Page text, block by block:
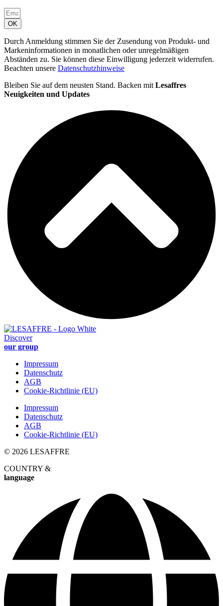
OK
Durch Anmeldung stimmen Sie der Zusendung von Produkt- und
Markeninformationen in monatlichen oder unregelmäßigen
Abständen zu. Sie können diese Einwilligung jederzeit widerrufen.
Beachten unsere Datenschutzhinweise
Bleiben Sie auf dem neusten Stand. Backen mit Lesaffres
Neuigkeiten und Updates
Discover
our group
Impressum
Datenschutz
AGB
Cookie-Richtlinie (EU)
Impressum
Datenschutz
AGB
Cookie-Richtlinie (EU)
© 2026 LESAFFRE
COUNTRY &
language